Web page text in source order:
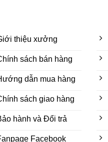
thiệu xưởng
sách bán hàng
dẫn mua hàng
sách giao hàng
hành và Đổi trả
Facebook